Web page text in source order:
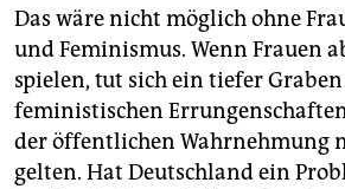
Das wäre nicht möglich ohne
und Feminismus. Wenn Frauen
spielen, tut sich ein tiefer
feministischen
der öffentlichen Wahrnehmung
gelten. Hat Deutschland ein